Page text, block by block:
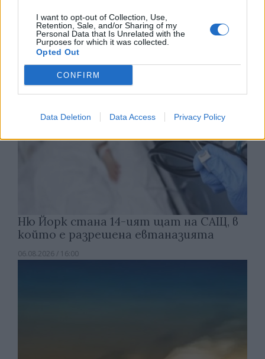
I want to opt-out of Collection, Use,
Retention, Sale, and/or Sharing of my
Personal Data that Is Unrelated with the
Purposes for which it was collected.
Opted Out
CONFIRM
Data Deletion Data Access Privacy Policy
е нараснал със 120%
06.08.2026 / 16:30
Ню Йорк стана 14-ият щат на САЩ, в
който е разрешена евтаназията
06.08.2026 / 16:00